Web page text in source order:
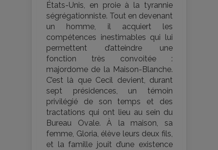
États-Unis, en proie à la tyrannie
ségrégationniste. Tout en devenant
un homme, il acquiert les
compétences inestimables qui lui
permettent d’atteindre une
fonction très convoitée :
majordome de la Maison-Blanche.
C’est là que Cecil devient, durant
sept présidences, un témoin
privilégié de son temps et des
tractations qui ont lieu au sein du
Bureau Ovale. À la maison, sa
femme, Gloria, élève leurs deux fils,
et la famille jouit d’une existence